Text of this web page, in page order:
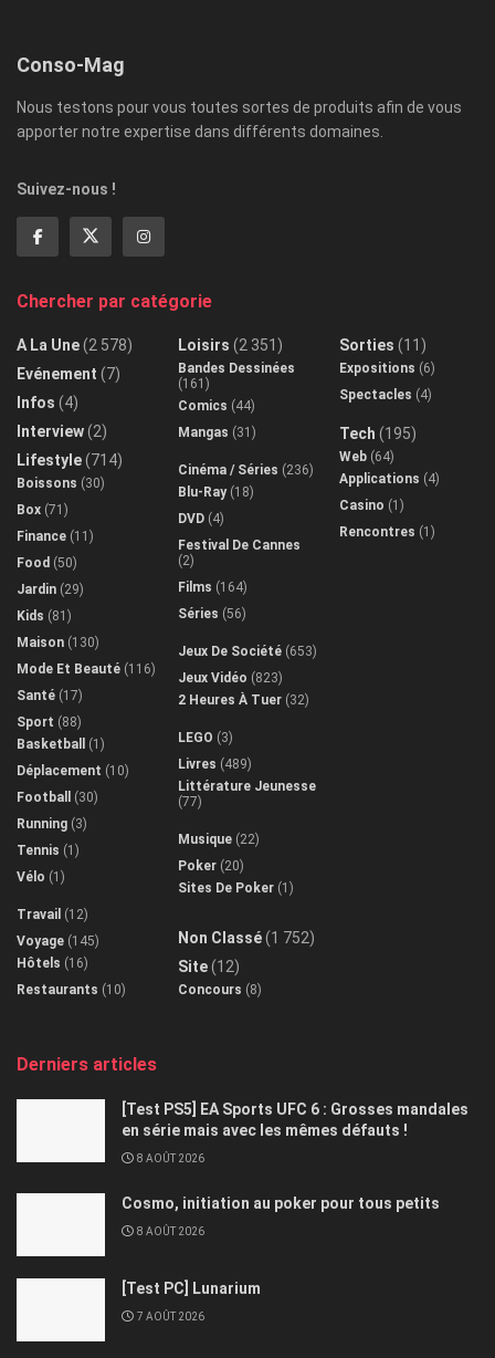
Conso-Mag
Nous testons pour vous toutes sortes de produits afin de vous
apporter notre expertise dans différents domaines.
Suivez-nous !
Chercher par catégorie
A La Une(2 578)
Evénement (7)
Infos (4)
Interview(2)
Lifestyle(714)
Boissons (30)
Box (71)
Finance (11)
Food (50)
Jardin (29)
Kids (81)
Maison (130)
Mode Et Beauté (116)
Santé (17)
Sport (88)
Basketball
(1)
Déplacement (10)
Football
(30)
Running (3)
Tennis (1)
Vélo (1)
Travail (12)
Voyage (145)
Hôtels (16)
Restaurants (10)
Loisirs (2 351)
Bandes Dessinées
(161)
Comics (44)
Mangas (31)
Cinéma / Séries (236)
Blu-Ray(18)
DVD (4)
Festival De Cannes
(2)
Films (164)
Séries (56)
Jeux De Société (653)
Jeux Vidéo (823)
2 Heures À Tuer (32)
LEGO (3)
Livres (489)
Littérature Jeunesse
(77)
Musique (22)
Poker (20)
Sites De Poker (1)
Non Classé(1 752)
Site(12)
Concours (8)
Sorties (11)
Expositions (6)
Spectacles (4)
Tech (195)
Web (64)
Applications (4)
Casino (1)
Rencontres (1)
Derniers articles
[Test PS5] EA Sports UFC 6 : Grosses mandales
en série mais avec les mêmes défauts !
8 AOÛT 2026
Cosmo, initiation au poker pour tous petits
8 AOÛT 2026
[Test PC] Lunarium
7 AOÛT 2026